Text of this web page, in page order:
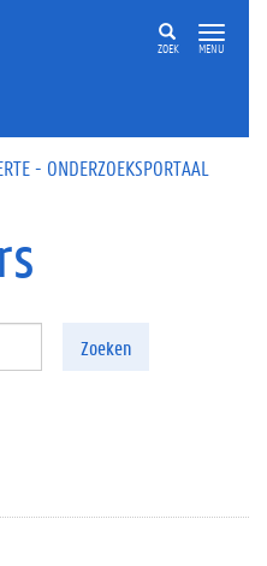
ZOEK MENU
- ONDERZOEKSPORTAAL
Zoeken